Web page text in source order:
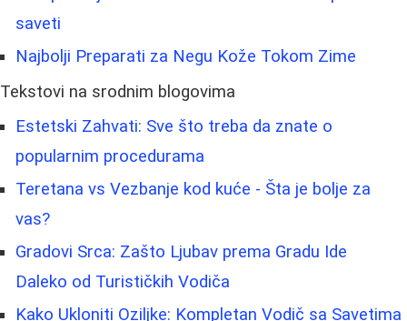
saveti
Najbolji Preparati za Negu Kože Tokom Zime
Tekstovi na srodnim blogovima
Estetski Zahvati: Sve što treba da znate o
popularnim procedurama
Teretana vs Vezbanje kod kuće - Šta je bolje za
vas?
Gradovi Srca: Zašto Ljubav prema Gradu Ide
Daleko od Turističkih Vodiča
Kako Ukloniti Oziljke: Kompletan Vodič sa Savetima